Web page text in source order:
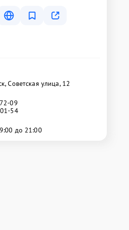
Советская улица, 12
09
54
до 21:00